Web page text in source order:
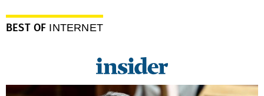
BEST OF INTERNET